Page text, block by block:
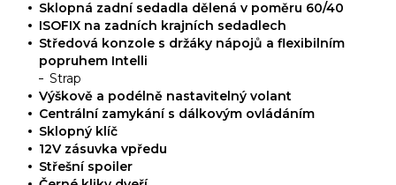
Sklopná zadní sedadla dělená v poměru 60/40
ISOFIX na zadních krajních sedadlech
Středová konzole s držáky nápojů a flexibilním
popruhem Intelli
Strap
Výškově a podélně nastavitelný volant
Centrální zamykání s dálkovým ovládáním
Sklopný klíč
12V zásuvka vpředu
Střešní spoiler